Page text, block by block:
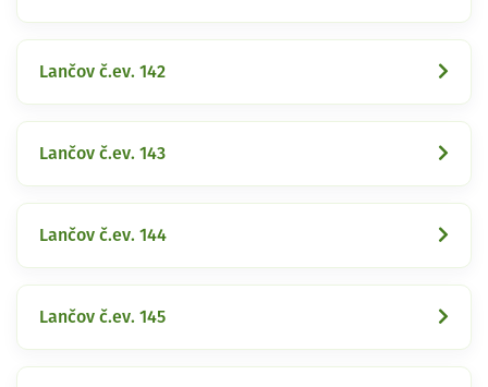
Lančov č.ev. 142
Lančov č.ev. 143
Lančov č.ev. 144
Lančov č.ev. 145